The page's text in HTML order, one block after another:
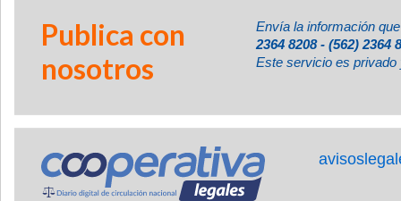
Publica con
nosotros
Envía la información
2364 8208 - (562) 2364
Este servicio es privado